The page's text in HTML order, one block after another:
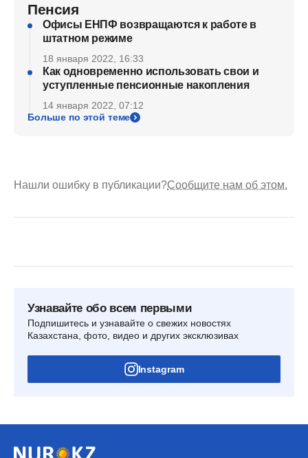
Пенсия
Офисы ЕНПФ возвращаются к работе в
штатном режиме
18 января 2022, 16:33
Как одновременно использовать свои и
уступленные пенсионные накопления
14 января 2022, 07:12
Больше по этой теме
Нашли ошибку в публикации?Сообщите нам об этом.
Узнавайте обо всем первыми
Подпишитесь и узнавайте о свежих новостях
Казахстана, фото, видео и других эксклюзивах
Instagram